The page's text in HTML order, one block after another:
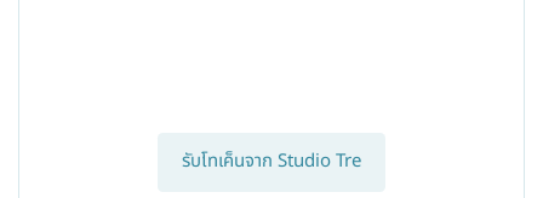
รับโทเค็นจาก Studio Tre